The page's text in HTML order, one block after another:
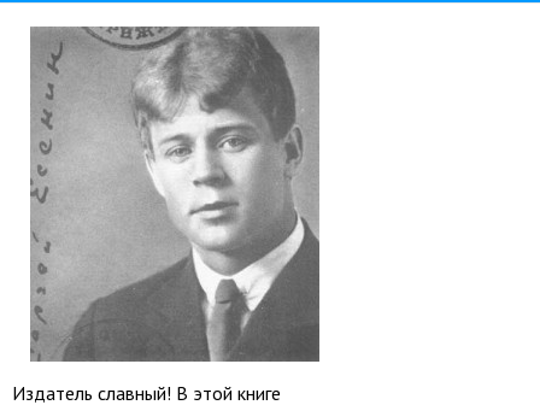
Издатель славный! В этой книге